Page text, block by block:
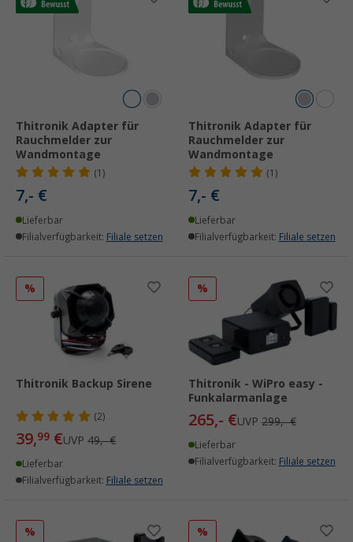
Thitronik Adapter für
Rauchmelder zur
Wandmontage
(1)
7,- €
Lieferbar
Filialverfügbarkeit: Filiale setzen
Thitronik Adapter für
Rauchmelder zur
Wandmontage
(1)
7,- €
Lieferbar
Filialverfügbarkeit: Filiale setzen
%
Thitronik Backup Sirene
(2)
39,99 €UVP 49,- €
Lieferbar
Filialverfügbarkeit: Filiale setzen
%
Thitronik - WiPro easy -
Funkalarmanlage
265,- €UVP 299,- €
Lieferbar
Filialverfügbarkeit: Filiale setzen
% %